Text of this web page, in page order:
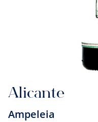
Alicante
Ampeleia